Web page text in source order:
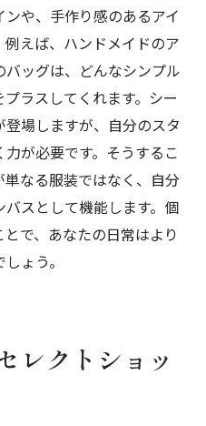
や、手作り感のあるアイ
えば、ハンドメイドのア
ッグは、どんなシンプル
ラスしてくれます。シー
場しますが、自分のスタ
が必要です。そうするこ
なる服装ではなく、自分
スとして機能します。個
で、あなたの日常はより
ょう。
レクトショッ